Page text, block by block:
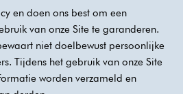
en doen ons best om een
van onze Site te garanderen.
niet doelbewust persoonlijke
Tijdens het gebruik van onze Site
worden verzameld en